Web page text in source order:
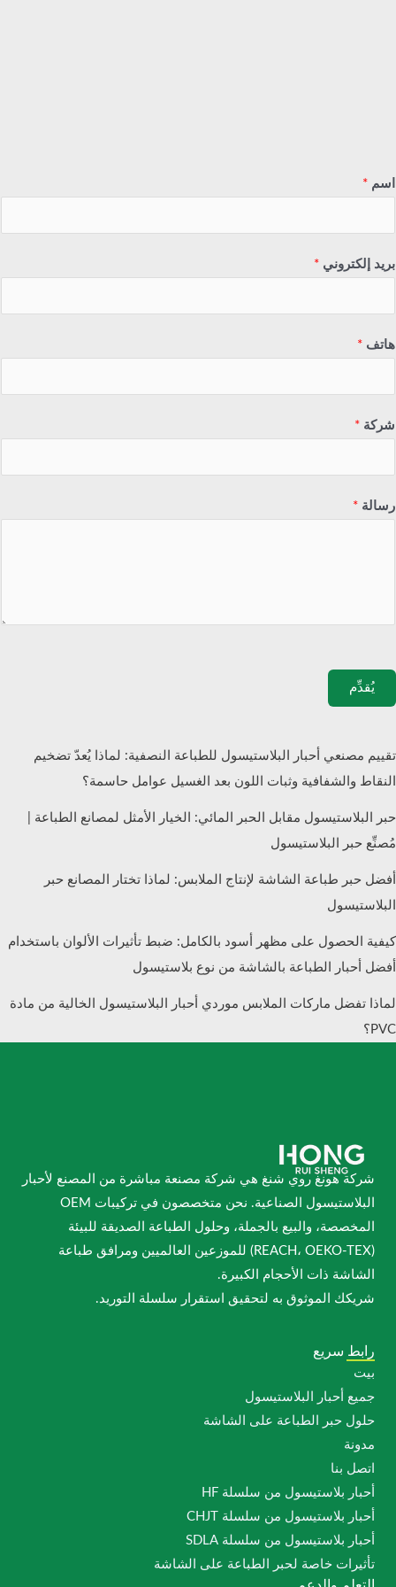
اسم *
بريد إلكتروني *
هاتف *
شركة *
رسالة *
يُقدِّم
تقييم مصنعي أحبار البلاستيسول للطباعة النصفية: لماذا يُعدّ تضخيم
النقاط والشفافية وثبات اللون بعد الغسيل عوامل حاسمة؟
حبر البلاستيسول مقابل الحبر المائي: الخيار الأمثل لمصانع الطباعة |
مُصنِّع حبر البلاستيسول
أفضل حبر طباعة الشاشة لإنتاج الملابس: لماذا تختار المصانع حبر
البلاستيسول
كيفية الحصول على مظهر أسود بالكامل: ضبط تأثيرات الألوان باستخدام
أفضل أحبار الطباعة بالشاشة من نوع بلاستيسول
لماذا تفضل ماركات الملابس موردي أحبار البلاستيسول الخالية من مادة
PVC؟
شركة هونغ روي شنغ هي شركة مصنعة مباشرة من المصنع لأحبار
البلاستيسول الصناعية. نحن متخصصون في تركيبات OEM
المخصصة، والبيع بالجملة، وحلول الطباعة الصديقة للبيئة
(REACH، OEKO-TEX) للموزعين العالميين ومرافق طباعة
الشاشة ذات الأحجام الكبيرة.
شريكك الموثوق به لتحقيق استقرار سلسلة التوريد.
رابط سريع
بيت
جميع أحبار البلاستيسول
حلول حبر الطباعة على الشاشة
مدونة
اتصل بنا
أحبار بلاستيسول من سلسلة HF
أحبار بلاستيسول من سلسلة CHJT
أحبار بلاستيسول من سلسلة SDLA
تأثيرات خاصة لحبر الطباعة على الشاشة